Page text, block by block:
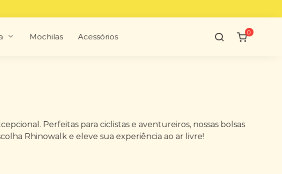
Mochilas Acessórios 0
Perfeitas para ciclistas e aventureiros, nossas bolsas
Rhinowalk e eleve sua experiência ao ar livre!